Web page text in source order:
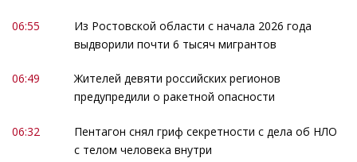
06:55
Из Ростовской области с начала 2026 года
выдворили почти 6 тысяч мигрантов
06:49
Жителей девяти российских регионов
предупредили о ракетной опасности
06:32
Пентагон снял гриф секретности с дела об НЛО
с телом человека внутри